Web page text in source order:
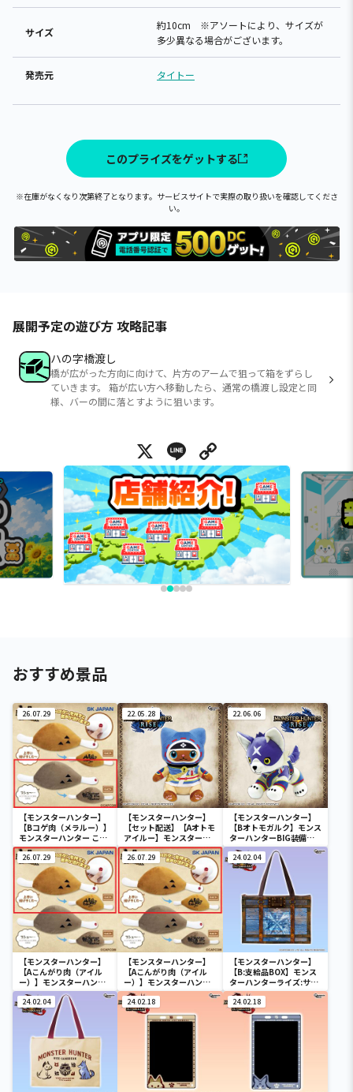
サイズ
約10cm ※アソートにより、サイズが
多少異なる場合がございます。
発売元 タイトー
このプライズをゲットする
※在庫がなくなり次第終了となります。サービスサイトで実際の取り扱いを確認してくださ
い。
展開予定の遊び方 攻略記事
ハの字橋渡し
橋が広がった方向に向けて、片方のアームで狙って箱をずらし
ていきます。 箱が広い方へ移動したら、通常の橋渡し設定と同
様、バーの間に落とすように狙います。
X Line
おすすめ景品
26.07.29
【モンスターハンター】
【Bコゲ肉（メラルー）】
モンスターハンター こん
がり肉 サウンドギミック
付きぬいぐるみ
22.05.28
【モンスターハンター】
【セット配送】【Aオトモ
アイルー】モンスターハ
ンターBIG装備ぬいぐる
み
22.06.06
【モンスターハンター】
【Bオトモガルク】モンス
ターハンターBIG装備ぬ
いぐるみ
26.07.29
【モンスターハンター】
【Aこんがり肉（アイル
ー）】モンスターハンタ
ー こんがり肉 サウンドギ
ミック付きぬいぐるみ
26.07.29
【モンスターハンター】
【Aこんがり肉（アイル
ー）】モンスターハンタ
ー こんがり肉 サウンドギ
ミック付きぬいぐるみ
24.02.04
【モンスターハンター】
【B:支給品BOX】モンス
ターハンターライズ:サン
ブレイク トートバッグ
24.02.04 24.02.18 24.02.18